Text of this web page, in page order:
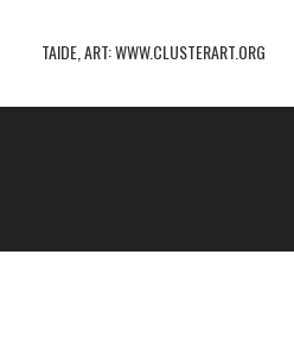
TAIDE, ART: WWW.CLUSTERART.ORG